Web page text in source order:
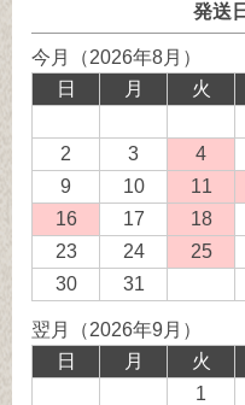
発送
今月（2026年8月）
日
月 火
2
3 4
送
業
務
休
日
9
10 11
務
休
16発
業
務
休
17 18発
送
務
23
24 25発
30
31
翌月（2026年9月）
日
月 火
1